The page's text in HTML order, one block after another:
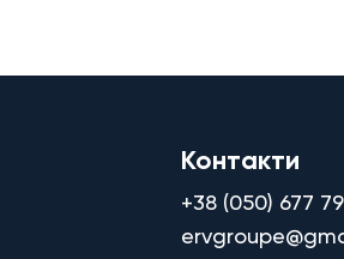
Контакти
+38 (050) 677 79